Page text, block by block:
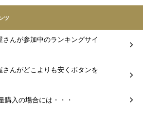
ツ
さんが参加中のランキングサイ
さんがどこよりも安くボタンを
購入の場合には・・・